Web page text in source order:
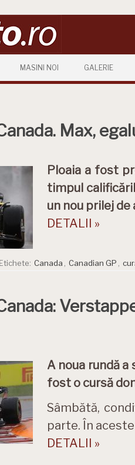
MASINI NOI GALERIE
Max,
Ploaia a fost
timpul
un nou prilej
DETALII »
Etichete: Canada Canadian GP
A noua rundă a
fost o cursă
Sâmbătă,
parte. În
DETALII »